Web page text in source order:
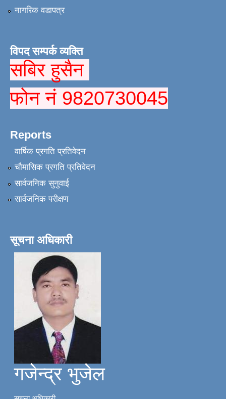
नागरिक वडापत्र
विपद सम्पर्क व्यक्ति
सबिर हुसैन
फोन नं 9820730045
Reports
वार्षिक प्रगति प्रतिवेदन
चौमासिक प्रगति प्रतिवेदन
सार्वजनिक सुनुवाई
सार्वजनिक परीक्षण
सूचना अधिकारी
गजेन्द्र भुजेल